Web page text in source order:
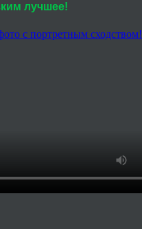
лучшее!
с портретным сходством!